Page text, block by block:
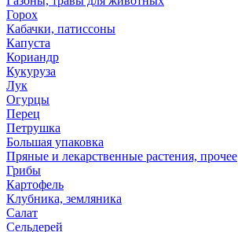
Горох
Кабачки, патиссоны
Капуста
Кориандр
Кукуруза
Лук
Огурцы
Перец
Петрушка
Большая упаковка
Пряные и лекарственные растения, прочее
Грибы
Картофель
Клубника, земляника
Салат
Сельдерей